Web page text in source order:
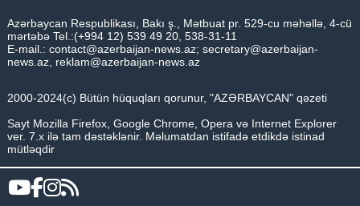
Azərbaycan Respublikası, Bakı ş., Mətbuat pr. 529-cu məhəllə, 4-cü
mərtəbə Tel.:(+994 12) 539 49 20, 538-31-11
E-mail.: contact@azerbaijan-news.az; secretary@azerbaijan-
news.az, reklam@azerbaijan-news.az
2000-2024(c) Bütün hüquqları qorunur, "AZƏRBAYCAN" qəzeti
Sayt Mozilla Firefox, Google Chrome, Opera və Internet Explorer
ver. 7.x ilə tam dəstəklənir. Məlumatdan istifadə etdikdə istinad
mütləqdir